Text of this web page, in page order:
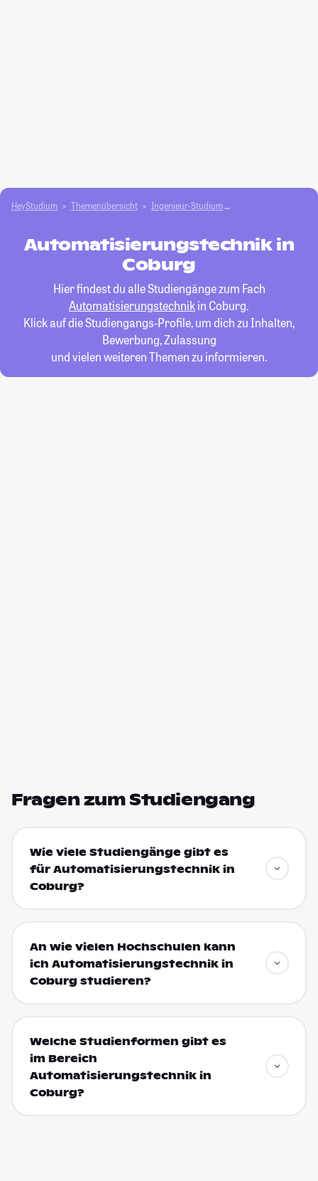
HeyStudium Themenübersicht Ingenieur-Studium
Automatisierungstechnik in
Coburg
Hier findest du alle Studiengänge zum Fach
Automatisierungstechnikin Coburg.
Klick auf die Studiengangs-Profile, um dich zu Inhalten,
Bewerbung, Zulassung
und vielen weiteren Themen zu informieren.
Fragen zum Studiengang
Wie viele Studiengänge gibt es
für Automatisierungstechnik in
Coburg?
An wie vielen Hochschulen kann
ich Automatisierungstechnik in
Coburg studieren?
Welche Studienformen gibt es
im Bereich
Automatisierungstechnik in
Coburg?